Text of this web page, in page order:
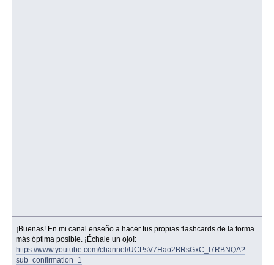
¡Buenas! En mi canal enseño a hacer tus propias flashcards de la forma
más óptima posible. ¡Échale un ojo!:
https://www.youtube.com/channel/UCPsV7Hao2BRsGxC_I7RBNQA?
sub_confirmation=1